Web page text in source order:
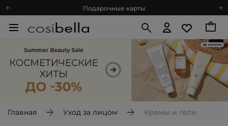
Подарочные карты
Доставка с любовью
Главная Уход за лицом Кремы и гели